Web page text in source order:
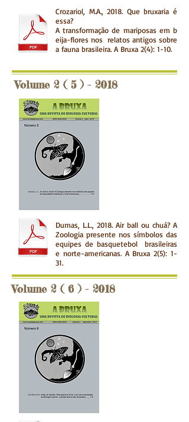
Crozariol, M.A.,2018. Que bruxaria é
essa?
A transformação de mariposas em b
eija-flores nos relatos antigos sobre
a fauna brasileira. A Bruxa 2(4): 1-10.
Volume 2 ( 5 ) - 2018
Dumas, L.L., 2018. Air ball ou chuá? A
Zoologia presente nos símbolos das
equipes de basquetebol brasileiras
e norte-americanas. A Bruxa 2(5): 1-
31.
Volume 2 ( 6 ) - 2018